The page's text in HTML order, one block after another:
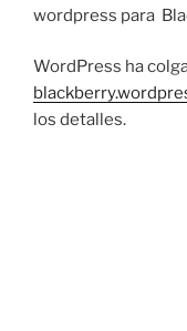
wordpress para
WordPress ha
los detalles.